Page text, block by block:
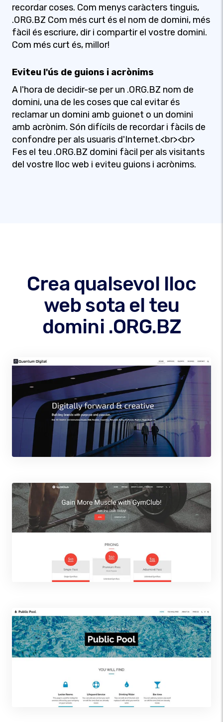
recordar coses. Com menys caràcters tinguis,
.ORG.BZ Com més curt és el nom de domini, més
fàcil és escriure, dir i compartir el vostre domini.
Com més curt és, millor!
Eviteu l'ús de guions i acrònims
A l'hora de decidir-se per un .ORG.BZ nom de
domini, una de les coses que cal evitar és
reclamar un domini amb guionet o un domini
amb acrònim. Són difícils de recordar i fàcils de
confondre per als usuaris d'Internet.<br><br>
Fes el teu .ORG.BZ domini fàcil per als visitants
del vostre lloc web i eviteu guions i acrònims.
Crea qualsevol lloc
web sota el teu
domini .ORG.BZ